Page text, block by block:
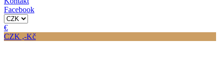
Facebook
€
CZK ,-Kč